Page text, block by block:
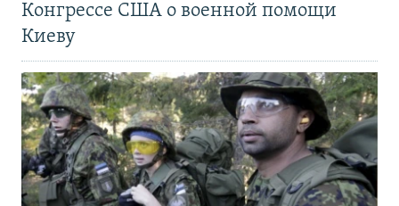
Конгрессе США о военной помощи
Киеву